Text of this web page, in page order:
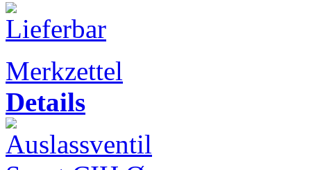
Merkzettel
Details